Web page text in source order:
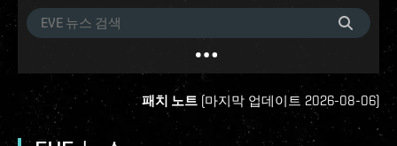
패치 노트 (마지막 업데이트 2026-08-06)